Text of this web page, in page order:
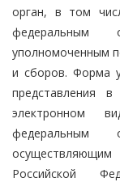
орган, в том
федеральным
уполномоченным
и сборов. Форма
представления
электронном
федеральным
осуществляющим
Российской